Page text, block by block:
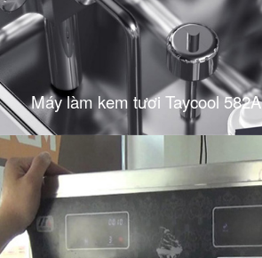
Máy làm kem tươi Taycool 582A